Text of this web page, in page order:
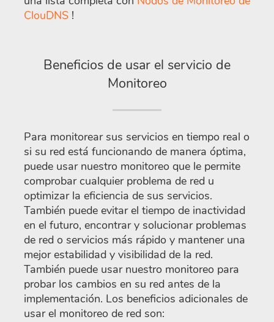
ClouDNS !
Beneficios de usar el servicio de
Monitoreo
Para monitorear sus servicios en tiempo real o
si su red está funcionando de manera óptima,
puede usar nuestro monitoreo que le permite
comprobar cualquier problema de red u
optimizar la eficiencia de sus servicios.
También puede evitar el tiempo de inactividad
en el futuro, encontrar y solucionar problemas
de red o servicios más rápido y mantener una
mejor estabilidad y visibilidad de la red.
También puede usar nuestro monitoreo para
probar los cambios en su red antes de la
implementación. Los beneficios adicionales de
usar el monitoreo de red son: